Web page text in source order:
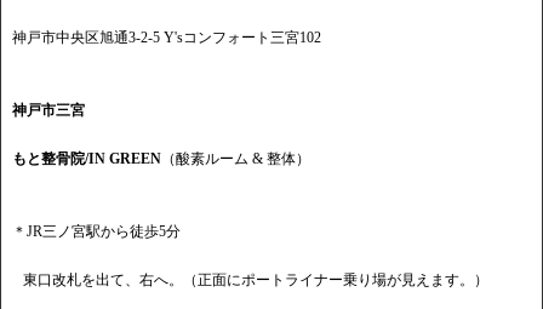
神戸市中央区旭通3-2-5 Y'sコンフォート三宮102
神戸市三宮
もと整骨院/IN GREEN （酸素ルーム & 整体）
＊JR三ノ宮駅から徒歩5分
東口改札を出て、右へ。（正面にポートライナー乗り場が見えます。）